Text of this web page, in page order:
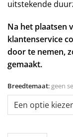
uitstekende
Na het plaatsen
klantenservice
door te nemen,
gemaakt.
Breedtemaat:geen